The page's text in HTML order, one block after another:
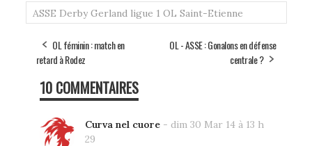
ASSE Derby Gerland ligue 1 OL Saint-Etienne
OL féminin : match en
retard à Rodez
OL - ASSE : Gonalons en défense
centrale ?
10 COMMENTAIRES
Curva nel cuore- dim 30 Mar 14 à 13 h
29